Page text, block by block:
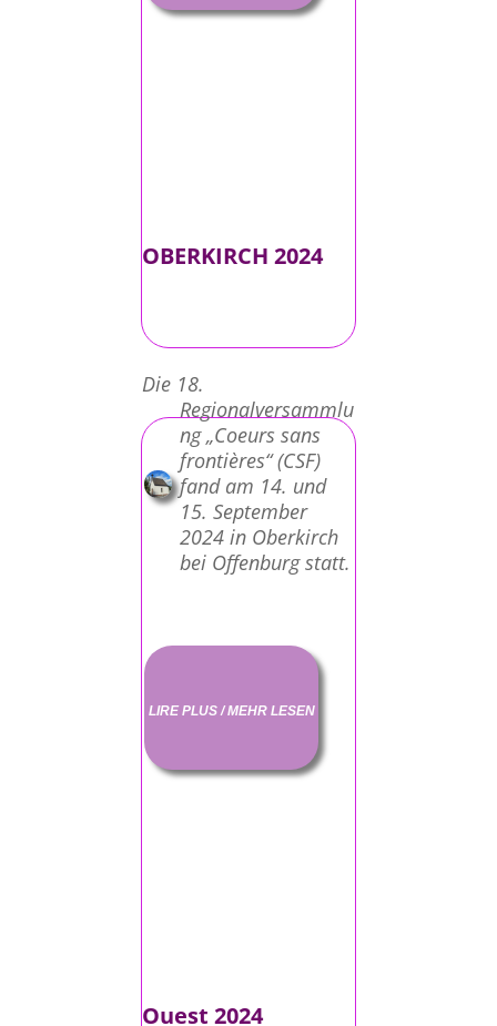
OBERKIRCH 2024
Die 18.
Regionalversammlu
ng „Coeurs sans
frontières“ (CSF)
fand am 14. und
15. September
2024 in Oberkirch
bei Offenburg statt.
LIRE PLUS / MEHR LESEN
Ouest 2024